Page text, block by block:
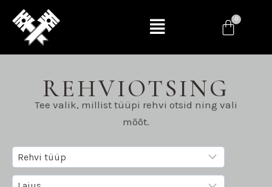
REHVIOTSING
Tee valik, millist tüüpi rehvi otsid ning vali
mõõt.